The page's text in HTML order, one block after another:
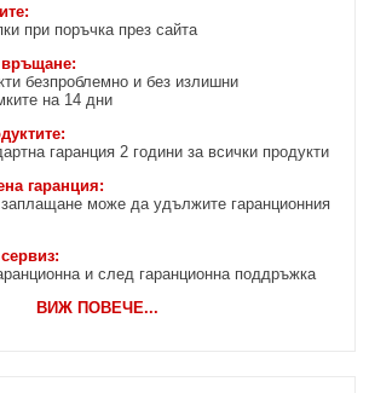
при поръчка през сайта
безпроблемно и без излишни
на 14 дни
гаранция 2 години за всички продукти
гаранция:
може да удължите гаранционния
и след гаранционна поддръжка
ВИЖ ПОВЕЧЕ...